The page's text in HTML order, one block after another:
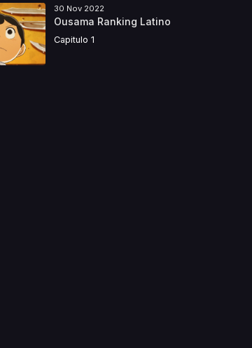
30 Nov 2022
Ousama Ranking Latino
Capitulo 1